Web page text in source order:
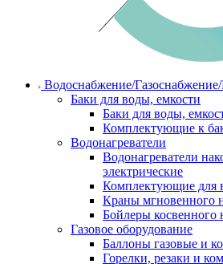
Водоснабжение/
Баки для воды, емкости
Баки для воды,
Комплектующие к
Водонагреватели
Водонагреватели
электрические
Комплектующие для
Краны мгновенного
Бойлеры косвенного
Газовое оборудование
Баллоны газовые и
Горелки, резаки и